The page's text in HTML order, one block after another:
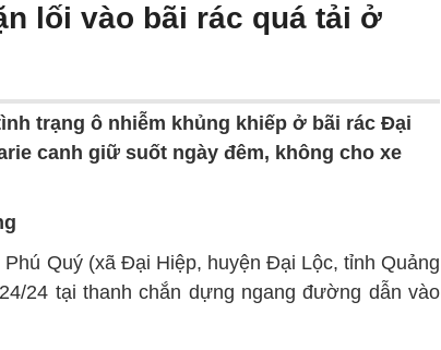
lối vào bãi rác quá tải ở
trạng ô nhiễm khủng khiếp ở bãi rác Đại
canh giữ suốt ngày đêm, không cho xe
Quý (xã Đại Hiệp, huyện Đại Lộc, tỉnh Quảng
24 tại thanh chắn dựng ngang đường dẫn vào